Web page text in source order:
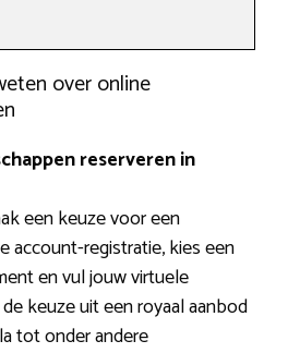
over online
reserveren in
een keuze voor een
account-registratie, kies een
en vul jouw virtuele
keuze uit een royaal aanbod
tot onder andere